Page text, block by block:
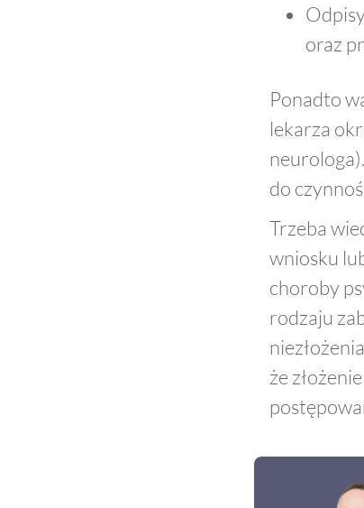
oraz
Ponadto
lekarza
do
Trzeba
wniosku
choroby
rodzaju
że